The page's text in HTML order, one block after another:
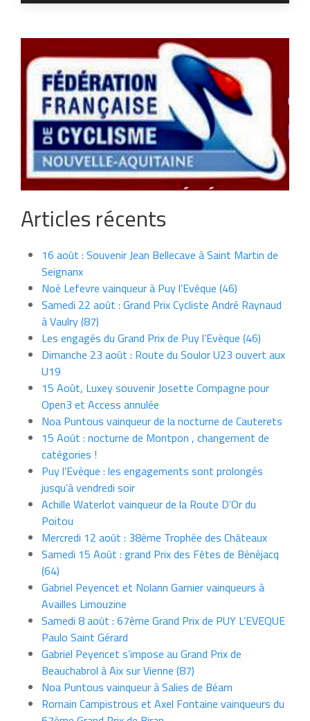
Articles récents
16 août : Souvenir Jean Bellecave à Saint Martin de
Seignanx
Noé Lefevre vainqueur à Puy l’Evêque (46)
Samedi 22 août : Grand Prix Cycliste André Raynaud
à Vaulry (87)
Les engagés du Grand Prix de Puy l’Evèque (46)
Dimanche 23 août : Route du Soulor U23 ouvert aux
U19
15 Août, Luxey souvenir Josette Compagne pour
Open3 et Access annulée
Noa Puntous vainqueur de la nocturne de Cauterets
15 Août : nocturne de Montpon , changement de
catégories !
Puy l’Evèque : les engagements sont prolongés
jusqu’à vendredi soir
Achille Waterlot vainqueur de la Route D’Or du
Poitou
Mercredi 12 août : 38ème Trophée des Châteaux
Samedi 15 Août : grand Prix des Fêtes de Bénéjacq
(64)
Gabriel Peyencet et Nolann Garnier vainqueurs à
Availles Limouzine
Samedi 8 août : 67ème Grand Prix de PUY L’EVEQUE
Paulo Saint Gérard
Gabriel Peyencet s’impose au Grand Prix de
Beauchabrol à Aix sur Vienne (87)
Noa Puntous vainqueur à Salies de Béarn
Romain Campistrous et Axel Fontaine vainqueurs du